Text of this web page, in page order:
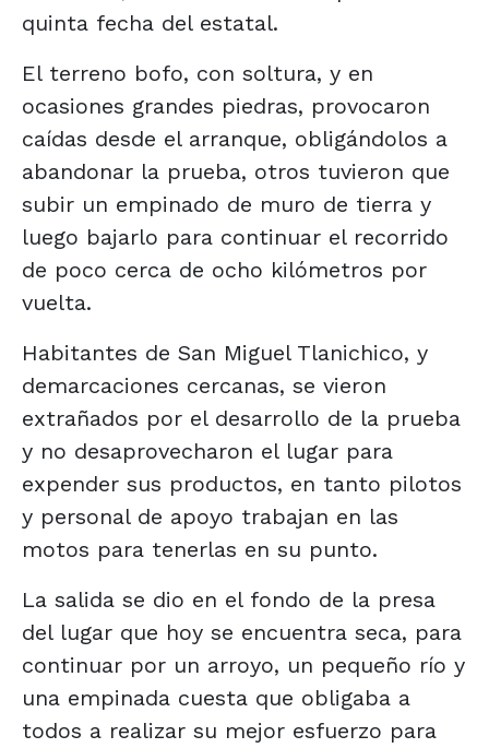
quinta fecha del estatal.
El terreno bofo, con soltura, y en
ocasiones grandes piedras, provocaron
caídas desde el arranque, obligándolos a
abandonar la prueba, otros tuvieron que
subir un empinado de muro de tierra y
luego bajarlo para continuar el recorrido
de poco cerca de ocho kilómetros por
vuelta.
Habitantes de San Miguel Tlanichico, y
demarcaciones cercanas, se vieron
extrañados por el desarrollo de la prueba
y no desaprovecharon el lugar para
expender sus productos, en tanto pilotos
y personal de apoyo trabajan en las
motos para tenerlas en su punto.
La salida se dio en el fondo de la presa
del lugar que hoy se encuentra seca, para
continuar por un arroyo, un pequeño río y
una empinada cuesta que obligaba a
todos a realizar su mejor esfuerzo para